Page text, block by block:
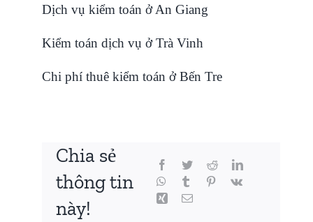
Dịch vụ kiểm toán ở An Giang
Kiểm toán dịch vụ ở Trà Vinh
Chi phí thuê kiểm toán ở Bến Tre
Chia sẻ
thông tin
này!